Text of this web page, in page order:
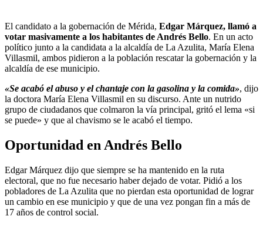
El candidato a la gobernación de Mérida, Edgar Márquez, llamó a
votar masivamente a los habitantes de Andrés Bello. En un acto
político junto a la candidata a la alcaldía de La Azulita, María Elena
Villasmil, ambos pidieron a la población rescatar la gobernación y la
alcaldía de ese municipio.
«Se acabó el abuso y el chantaje con la gasolina y la comida», dijo
la doctora María Elena Villasmil en su discurso. Ante un nutrido
grupo de ciudadanos que colmaron la vía principal, gritó el lema «si
se puede» y que al chavismo se le acabó el tiempo.
Oportunidad en Andrés Bello
Edgar Márquez dijo que siempre se ha mantenido en la ruta
electoral, que no fue necesario haber dejado de votar. Pidió a los
pobladores de La Azulita que no pierdan esta oportunidad de lograr
un cambio en ese municipio y que de una vez pongan fin a más de
17 años de control social.